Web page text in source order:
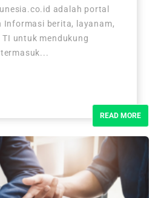
adalah portal
Informasi berita, layanam,
untuk mendukung
READ MORE